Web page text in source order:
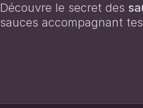
Découvre le secret des
sauces accompagnant